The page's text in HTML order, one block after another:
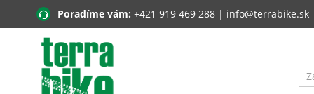
Poradíme vám: +421 919 469 288 | info@terrabike.sk